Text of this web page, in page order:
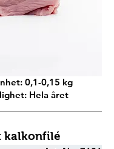
0,1-0,15 kg
Hela året
kalkonfilé